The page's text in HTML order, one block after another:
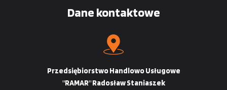
Dane kontaktowe
Przedsiębiorstwo Handlowo Usługowe
"RAMAR" Radosław Staniaszek